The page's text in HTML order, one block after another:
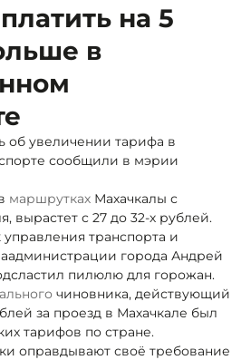
на 5
в
об увеличении тарифа в
сообщили в мэрии
маршрутках Махачкалы с
вырастет с 27 до 32-х рублей.
транспорта и
администрации города Андрей
пилюлю для горожан.
чиновника, действующий
за проезд в Махачкале был
тарифов по стране.
оправдывают своё требование